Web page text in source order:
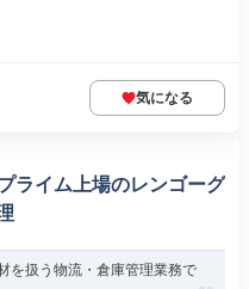
気になる
ライム上場のレンゴーグ
を扱う物流・倉庫管理業務で